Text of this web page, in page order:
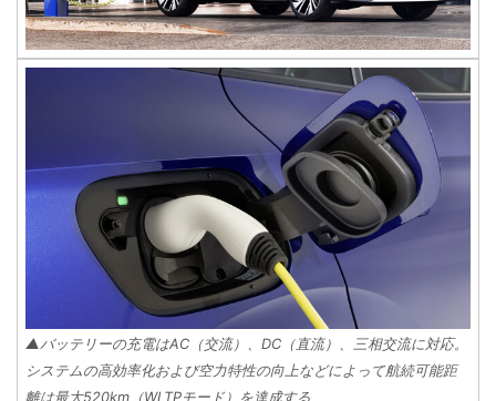
▲バッテリーの充電はAC（交流）、DC（直流）、三相交流に対応。
システムの高効率化および空力特性の向上などによって航続可能距
離は最大520km（WLTPモード）を達成する